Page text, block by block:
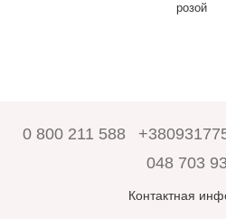
розой
0 800 211 588
048 703
Контактная